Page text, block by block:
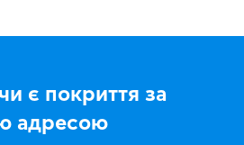
є покриття за
адресою